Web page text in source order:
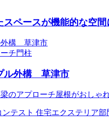
スペースが機能的な空
チ門柱
ル外構 草津市
ンテスト 住宅エクステリア